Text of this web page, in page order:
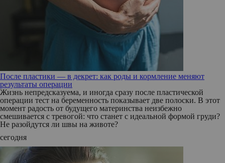
После пластики — в декрет: как роды и кормление меняют
результаты операции
Жизнь непредсказуема, и иногда сразу после пластической
операции тест на беременность показывает две полоски. В этот
момент радость от будущего материнства неизбежно
смешивается с тревогой: что станет с идеальной формой груди?
Не разойдутся ли швы на животе?
сегодня